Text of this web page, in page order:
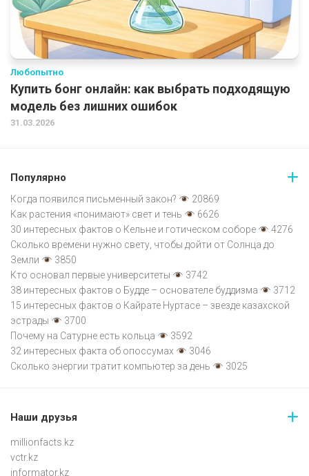
Любопытно
Купить бонг онлайн: как выбрать подходящую
модель без лишних ошибок
31.03.2026
Популярно
Когда появился письменный закон?
20869
Как растения «понимают» свет и тень
6626
30 интересных фактов о Кельне и готическом соборе
4276
Сколько времени нужно свету, чтобы дойти от Солнца до
Земли
3850
Кто основал первые университеты
3742
38 интересных фактов о Будде – основателе буддизма
3712
15 интересных фактов о Кайрате Нуртасе – звезде казахской
эстрады
3700
Почему на Сатурне есть кольца
3592
32 интересных факта об опоссумах
3046
Сколько энергии тратит компьютер за день
3025
Наши друзья
millionfacts.kz
vctr.kz
informator.kz